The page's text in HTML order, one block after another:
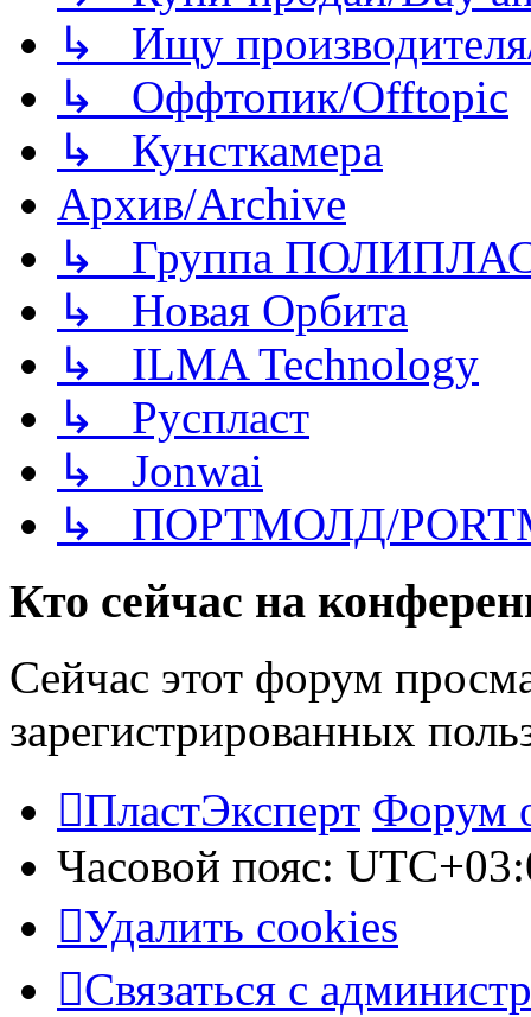
↳ Ищу
↳ Оффтопик/Offtopic
↳ Кунсткамера
Архив/Archive
↳ Группа
↳ Новая Орбита
↳ ILMA Technology
↳ Руспласт
↳ Jonwai
↳ ПОРТМОЛД/
Кто сейчас на
Сейчас этот форум
зарегистрированных
ПластЭксперт Форум
Часовой пояс:
Удалить cookies
Связаться с